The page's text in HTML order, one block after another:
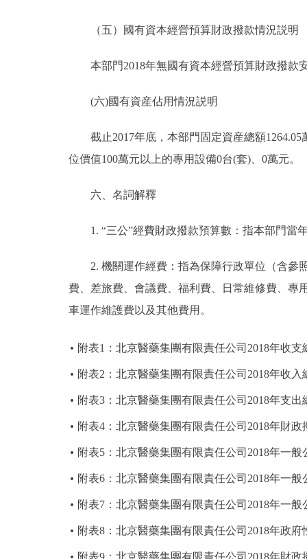
（五）國有資本經營預算財政撥款情況説明
本部門2018年無國有資本經營預算財政撥款
(六)國有資産佔用情況説明
截止2017年底，本部門固定資産總額1264.05
位價值100萬元以上的專用設備0台(套)、0萬元。
六、名詞解釋
1. “三公”經費財政撥款預算數：指本部門當
2. 機關運作經費：指為保障行政單位（含參
費、差旅費、會議費、福利費、日常維修費、專
車運作維護費以及其他費用。
附表1：北京醫藥集團有限責任公司2018年收支
附表2：北京醫藥集團有限責任公司2018年收入
附表3：北京醫藥集團有限責任公司2018年支出
附表4：北京醫藥集團有限責任公司2018年財政
附表5：北京醫藥集團有限責任公司2018年一
附表6：北京醫藥集團有限責任公司2018年一
附表7：北京醫藥集團有限責任公司2018年一
附表8：北京醫藥集團有限責任公司2018年政
附表9：北京醫藥集團有限責任公司2018年財